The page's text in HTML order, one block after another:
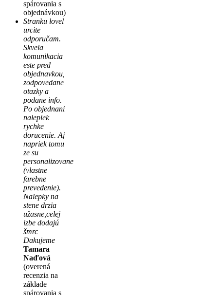
spárovania s
objednávkou)
Stranku lovel
urcite
odporučam.
Skvela
komunikacia
este pred
objednavkou,
zodpovedane
otazky a
podane info.
Po objednani
nalepiek
rychke
dorucenie. Aj
napriek tomu
ze su
personalizovane
(vlastne
farebne
prevedenie).
Nalepky na
stene drzia
užasne,celej
izbe dodajú
šmrc
Dakujeme
Tamara
Naďová
(overená
recenzia na
základe
spárovania s